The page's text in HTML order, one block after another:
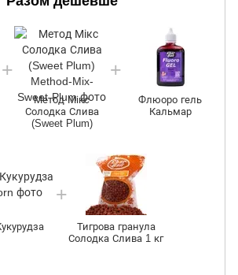
Метод Мікс
Солодка Слива
(Sweet Plum)
Флюоро гель
Кальмар
Тигрова гранула
Солодка Слива 1 кг